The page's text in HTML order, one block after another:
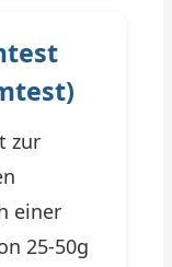
zur
einer
25-50g